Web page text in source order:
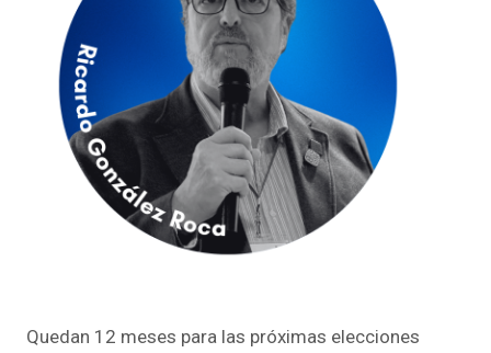
Quedan 12 meses para las próximas elecciones